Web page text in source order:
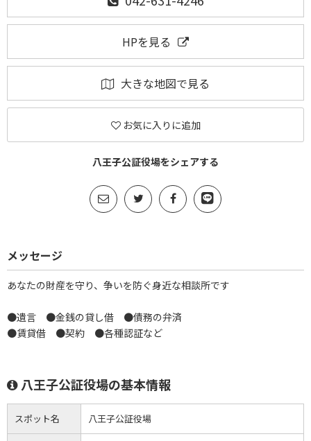
HPを見る
大きな地図で見る
お気に入りに追加
八王子公証役場をシェアする
メッセージ
あなたの財産を守り、争いを防ぐ身近な相談所です
●遺言 ●金銭の貸し借 ●債務の弁済
●賃貸借 ●契約 ●各種認証など
八王子公証役場の基本情報
スポット名 八王子公証役場